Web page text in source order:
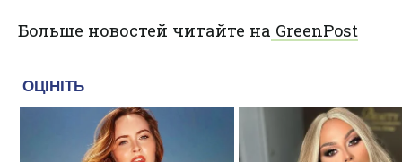
Больше новостей читайте на GreenPost